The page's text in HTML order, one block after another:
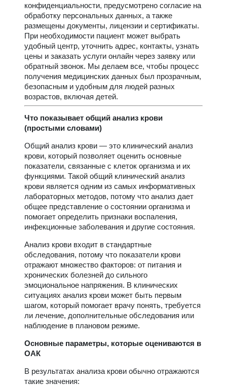
конфиденциальности, предусмотрено согласие на
обработку персональных данных, а также
размещены документы, лицензии и сертификаты.
При необходимости пациент может выбрать
удобный центр, уточнить адрес, контакты, узнать
цены и заказать услуги онлайн через заявку или
обратный звонок. Мы делаем все, чтобы процесс
получения медицинских данных был прозрачным,
безопасным и удобным для людей разных
возрастов, включая детей.
Что показывает общий анализ крови
(простыми словами)
Общий анализ крови — это клинический анализ
крови, который позволяет оценить основные
показатели, связанные с клеток организма и их
функциями. Такой общий клинический анализ
крови является одним из самых информативных
лабораторных методов, потому что анализ дает
общее представление о состоянии организма и
помогает определить признаки воспаления,
инфекционные заболевания и другие состояния.
Анализ крови входит в стандартные
обследования, потому что показатели крови
отражают множество факторов: от питания и
хронических болезней до сильного
эмоциональное напряжения. В клинических
ситуациях анализ крови может быть первым
шагом, который помогает врачу понять, требуется
ли лечение, дополнительные обследования или
наблюдение в плановом режиме.
Основные параметры, которые оцениваются в
ОАК
В результатах анализа крови обычно отражаются
такие значения: